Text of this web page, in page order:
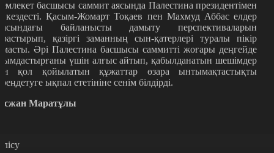
басшысы саммит аясында Палестина президентімен
кездесті. Қасым-Жомарт Тоқаев пен Махмуд Аббас елдер
байланысты дамыту перспективаларын
қазіргі заманның сын-қатерлері туралы пікір
Әрі Палестина басшысы саммитті жоғары деңгейде
үшін алғыс айтып, қабылданатын шешімдер
қол қойылатын құжаттар өзара ынтымақтастықты
ықпал ететініне сенім білдірді.
Маратұлы